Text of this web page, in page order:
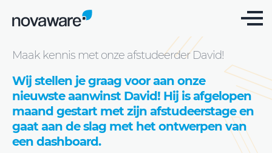
Blog
Maak kennis met onze afstudeerder David!
Wij stellen je graag voor aan onze
nieuwste aanwinst David! Hij is afgelopen
maand gestart met zijn afstudeerstage en
gaat aan de slag met het ontwerpen van
een dashboard.